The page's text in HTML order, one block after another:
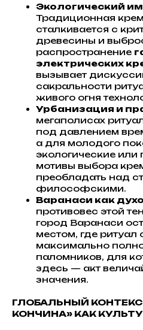
Экологический
Традиционная
сталкивается с
древесины и
распространение
электрических
вызывает
сакральности
живого огня
Урбанизация и
мегаполисах
под давлением
а для молодого
экологические или
мотивы выбора
преобладать над
философскими.
Варанаси как
противовес этой
город Варанаси
местом, где ритуал
максимально
паломников, для
здесь — акт
значения.
ГЛОБАЛЬНЫЙ
КОНЧИНА» КАК